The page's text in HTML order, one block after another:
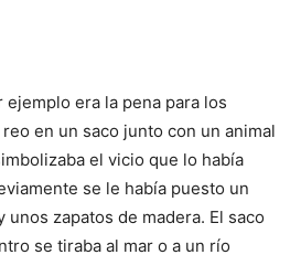
era la pena para los
en un saco junto con un animal
el vicio que lo había
se le había puesto un
zapatos de madera. El saco
se tiraba al mar o a un río